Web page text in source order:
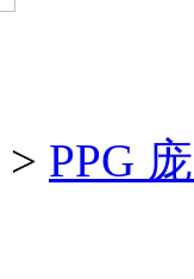
> PPG